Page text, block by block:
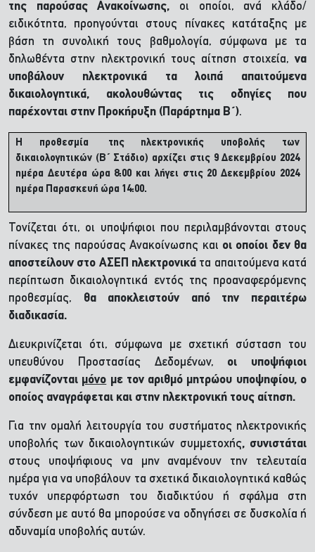
της παρούσας Ανακοίνωσης, οι οποίοι, ανά κλάδο/
ειδικότητα, προηγούνται στους πίνακες κατάταξης με
βάση τη συνολική τους βαθμολογία, σύμφωνα με τα
δηλωθέντα στην ηλεκτρονική τους αίτηση στοιχεία, να
υποβάλουν ηλεκτρονικά τα λοιπά απαιτούμενα
δικαιολογητικά, ακολουθώντας τις οδηγίες που
παρέχονται στην Προκήρυξη (Παράρτημα Β΄).
Η προθεσμία της ηλεκτρονικής υποβολής των
δικαιολογητικών (Β΄ Στάδιο) αρχίζει στις 9 Δεκεμβρίου 2024
ημέρα Δευτέρα ώρα 8:00 και λήγει στις 20 Δεκεμβρίου 2024
ημέρα Παρασκευή ώρα 14:00.
Τονίζεται ότι, οι υποψήφιοι που περιλαμβάνονται στους
πίνακες της παρούσας Ανακοίνωσης και οι οποίοι δεν θα
αποστείλουν στο ΑΣΕΠ ηλεκτρονικά τα απαιτούμενα κατά
περίπτωση δικαιολογητικά εντός της προαναφερόμενης
προθεσμίας, θα αποκλειστούν από την περαιτέρω
διαδικασία.
Διευκρινίζεται ότι, σύμφωνα με σχετική σύσταση του
υπευθύνου Προστασίας Δεδομένων, οι υποψήφιοι
εμφανίζονται μόνο με τον αριθμό μητρώου υποψηφίου, ο
οποίος αναγράφεται και στην ηλεκτρονική τους αίτηση.
Για την ομαλή λειτουργία του συστήματος ηλεκτρονικής
υποβολής των δικαιολογητικών συμμετοχής, συνιστάται
στους υποψήφιους να μην αναμένουν την τελευταία
ημέρα για να υποβάλουν τα σχετικά δικαιολογητικά καθώς
τυχόν υπερφόρτωση του διαδικτύου ή σφάλμα στη
σύνδεση με αυτό θα μπορούσε να οδηγήσει σε δυσκολία ή
αδυναμία υποβολής αυτών.